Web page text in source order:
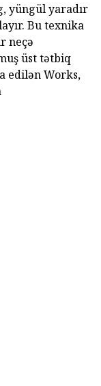
yüngül yaradır
Bu texnika
neçə
üst tətbiq
edilən Works,